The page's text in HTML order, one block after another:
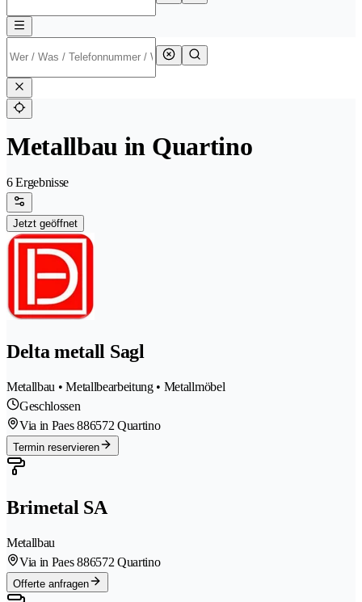
Metallbau in Quartino
6 Ergebnisse
Jetzt geöffnet
Delta metall Sagl
Metallbau • Metallbearbeitung • Metallmöbel
Geschlossen
Via in Paes 886572 Quartino
Termin reservieren
Brimetal SA
Metallbau
Via in Paes 886572 Quartino
Offerte anfragen